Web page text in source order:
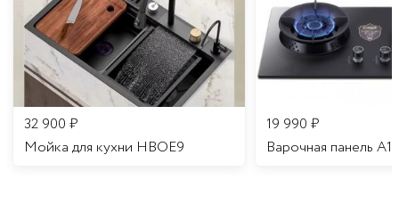
32 900 ₽
Мойка для кухни HBOE9
19 990 ₽
Варочная панель A16